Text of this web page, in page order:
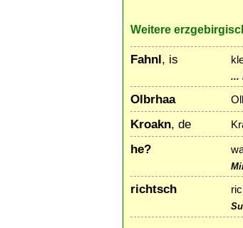
Weitere
Fahnl, is
...
Olbrhaa
Kroakn, de
he?
richtsch